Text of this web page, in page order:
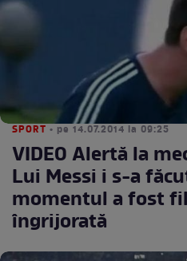
SPORT • pe 14.07.2014 la 09:25
VIDEO Alertă la
Lui Messi i s-a făcut din nou
momentul a fost
îngrijorată